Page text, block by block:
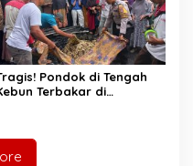
Pondok di Tengah
Terbakar di